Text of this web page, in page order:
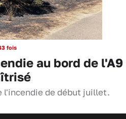
fois
au bord de l'A9
l'incendie de début juillet.